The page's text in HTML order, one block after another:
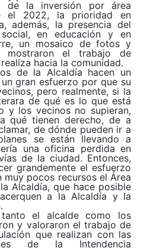
de la inversión por área
el 2022, la prioridad en
además, la presencia del
en educación y en
un mosaico de fotos y
mostraron el trabajo de
hacia la comunidad.
de la Alcaldía hacen un
gran esfuerzo por que su
pero realmente, si la
de qué es lo que está
y los vecinos no supieran,
qué tienen derecho, de a
de dónde pueden ir a
se están llevando a
una oficina perdida en
de la ciudad. Entonces,
grandemente el esfuerzo
muy pocos recursos el Área
Alcaldía, que hace posible
a la Alcaldía y la
el alcalde como los
y valoraron el trabajo de
que realizan con las
de la Intendencia